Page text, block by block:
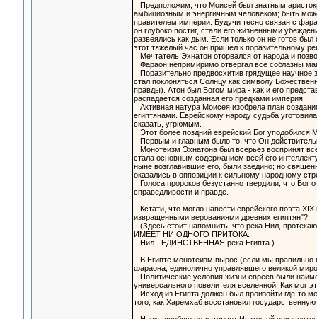
Предположим, что Моисей был знатным
амбициозным и энергичным человеком; быть
правителем империи. Будучи тесно связан с
он глубоко постиг, стали его жизненными
развеялись как дым. Если только он не готов
этот тяжелый час он пришел к поразительному
Мечтатель Эхнатон оторвался от народа и
Фараон непримиримо отвергал все соблазны
Поразительно предвосхитив грядущее научное
стал поклоняться Солнцу как символу
правды). Атон был Богом мира - как и его
распадается созданная его предками империя.
Активная натура Моисея изобрела план
египтянами. Еврейскому народу судьба
сказать, угрюмым.
Этот более поздний еврейский Бог уподобился
Первым и главным было то, что Он
Монотеизм Эхнатона был всерьез воспринят
стала основным содержанием всей его
ныне возглавившие его, были заедино; но
оказались в оппозиции к сильному народному
Голоса пророков безустанно твердили, что Бог
справедливости и правде.
Кстати, что могло навести еврейского поэта
извращенными верованиями древних египтян"?
(Здесь стоит напомнить, что река Нил,
ИМЕЕТ НИ ОДНОГО ПРИТОКА.
Нил - ЕДИНСТВЕННАЯ река Египта.)
В Египте монотеизм вырос (если мы правильно
фараона, единолично управлявшего великой
Политические условия жизни евреев были
универсального повелителя вселенной. Как мог
Исход из Египта должен был произойти где-то
того, как Харемхаб восстановил государственную